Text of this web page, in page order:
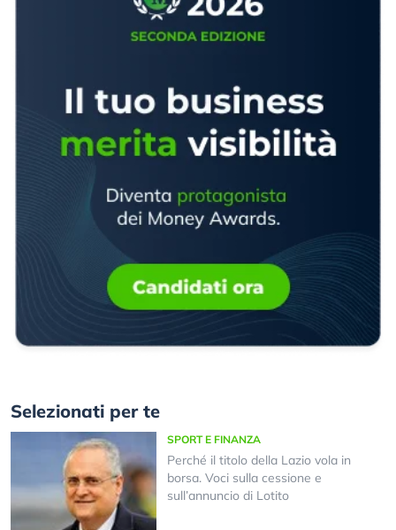
Selezionati per te
SPORT E FINANZA
Perché il titolo della Lazio vola in
borsa. Voci sulla cessione e
sull’annuncio di Lotito